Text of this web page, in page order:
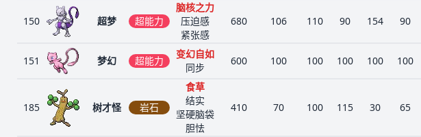
150 超梦 超能力
脑核之力
压迫感
紧张感
680 106 110 90 154 90
151 梦幻 超能力
变幻自如
同步
600 100 100 100 100 100
185 树才怪 岩石
食草
结实
坚硬脑袋
胆怯
410 70 100 115 30 65